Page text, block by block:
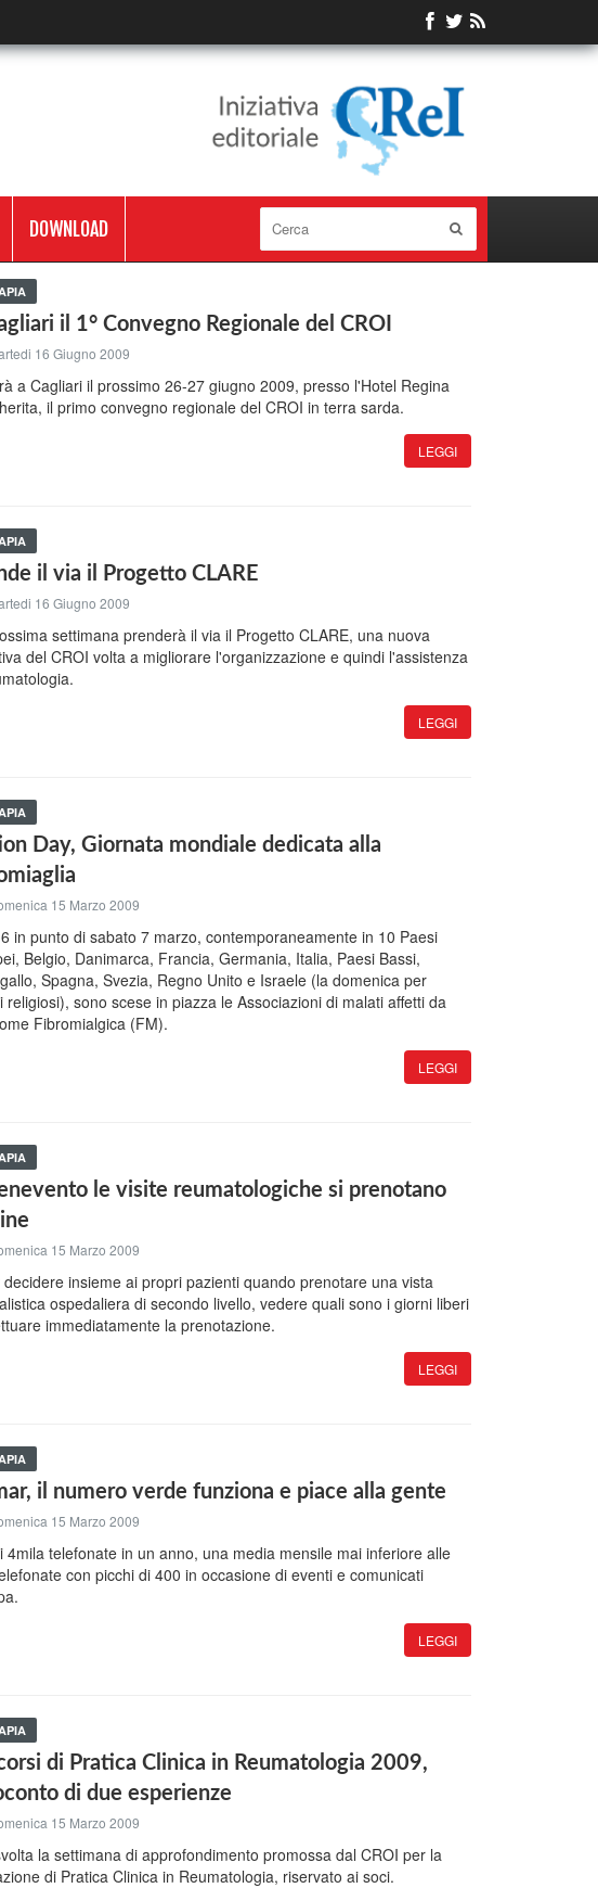
DOWNLOAD
il 1° Convegno Regionale del CROI
16 Giugno 2009
a Cagliari il prossimo 26-27 giugno 2009, presso l'Hotel Regina
il primo convegno regionale del CROI in terra sarda.
LEGGI
il via il Progetto CLARE
16 Giugno 2009
settimana prenderà il via il Progetto CLARE, una nuova
del CROI volta a migliorare l'organizzazione e quindi l'assistenza
LEGGI
Day, Giornata mondiale dedicata alla
15 Marzo 2009
in punto di sabato 7 marzo, contemporaneamente in 10 Paesi
Belgio, Danimarca, Francia, Germania, Italia, Paesi Bassi,
Spagna, Svezia, Regno Unito e Israele (la domenica per
religiosi), sono scese in piazza le Associazioni di malati affetti da
Fibromialgica (FM).
LEGGI
le visite reumatologiche si prenotano
15 Marzo 2009
decidere insieme ai propri pazienti quando prenotare una vista
ospedaliera di secondo livello, vedere quali sono i giorni liberi
immediatamente la prenotazione.
LEGGI
il numero verde funziona e piace alla gente
15 Marzo 2009
4mila telefonate in un anno, una media mensile mai inferiore alle
con picchi di 400 in occasione di eventi e comunicati
LEGGI
di Pratica Clinica in Reumatologia 2009,
di due esperienze
15 Marzo 2009
la settimana di approfondimento promossa dal CROI per la
di Pratica Clinica in Reumatologia, riservato ai soci.